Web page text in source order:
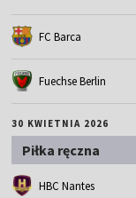
FC Barca
Fuechse Berlin
30 KWIETNIA 2026
Piłka ręczna
HBC Nantes